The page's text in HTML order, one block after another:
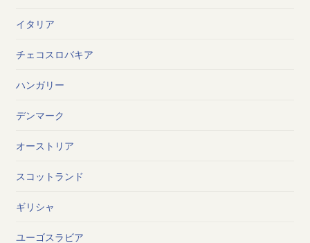
イタリア
チェコスロバキア
ハンガリー
デンマーク
オーストリア
スコットランド
ギリシャ
ユーゴスラビア